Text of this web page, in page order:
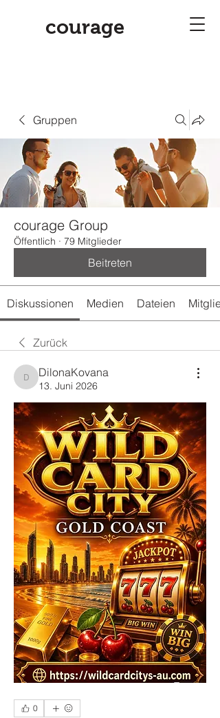
courage
Gruppen
courage Group
Öffentlich · 79 Mitglieder
Beitreten
Diskussionen Medien Dateien
Zurück
DilonaKovana
DilonaKovana
13. Juni 2026
0